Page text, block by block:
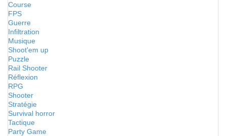
Course
FPS
Guerre
Infiltration
Musique
Shoot'em up
Puzzle
Rail Shooter
Réflexion
RPG
Shooter
Stratégie
Survival horror
Tactique
Party Game